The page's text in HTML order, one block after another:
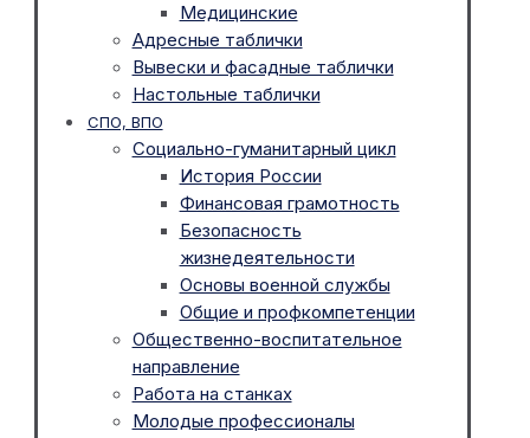
Медицинские
Адресные таблички
Вывески и фасадные таблички
Настольные таблички
СПО, ВПО
Социально-гуманитарный цикл
История России
Финансовая грамотность
Безопасность
жизнедеятельности
Основы военной службы
Общие и профкомпетенции
Общественно-воспитательное
направление
Работа на станках
Молодые профессионалы